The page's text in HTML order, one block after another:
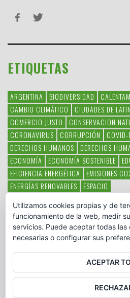
ETIQUETAS
ARGENTINA BIODIVERSIDAD
CAMBIO CLIMÁTICO
CIUDADES DE
COMERCIO JUSTO
CONSERVACION
CORONAVIRUS
CORRUPCIÓN COVID-
DERECHOS HUMANOS
DERECHOS
ECONOMÍA
ECONOMÍA SOSTENIBLE
EFICIENCIA ENERGÉTICA
EMISIONES
ENERGÍAS RENOVABLES
ESPACIO
HAMBRE LATINOAMÉRICA MEDIO
OBJETIVOS DEL MILENIO
ONGS PAZ
PUEBLOS INDÍGENAS RSC RSE
SOLIDARIDAD SOSTENIBILIDAD
Utilizamos cookies propias y de
funcionamiento de la web, medir
servicios. Puede aceptar todas
necesarias o configurar sus
ACEPTAR